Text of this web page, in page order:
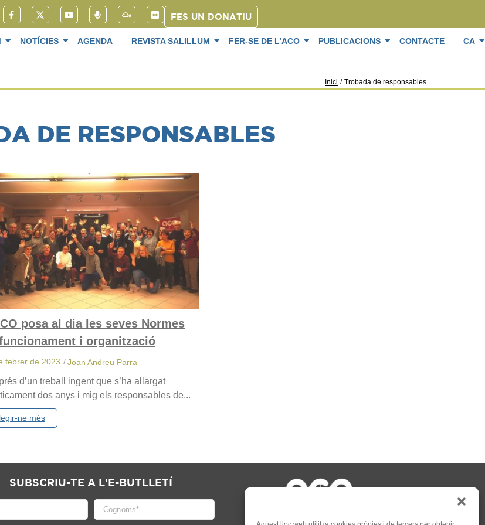
FES UN DONATIU
NOTÍCIES AGENDA REVISTA SALILLUM FER-SE DE L’ACO PUBLICACIONS CONTACTE CA
Inici / Trobada de responsables
DE RESPONSABLES
posa al dia les seves Normes
i organització
febrer de 2023 /Joan Andreu Parra
d’un treball ingent que s’ha allargat
dos anys i mig els responsables de...
ne més
SUBSCRIU-TE A L'E-BUTLLETÍ